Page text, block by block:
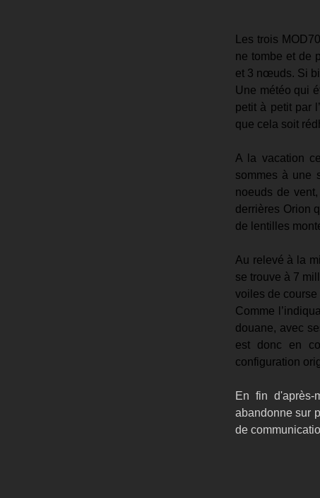
Les trois
ne tombe et de
et 3 nœuds. Si
Une météo qui
petit à petit par
que cela soit
A la vacation
sommes à une
noeuds de
derrières Orion
de lentilles
Au relevé à la
se trouve à 7
voiles de course
Comme
douane, avec
est donc en
configuration
En fin d'après-
abandonne sur
de